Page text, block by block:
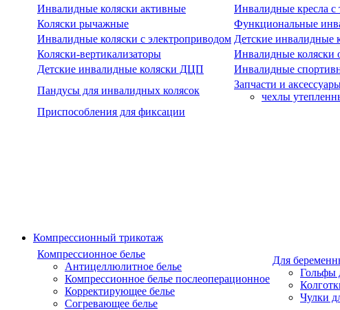
Инвалидные коляски активные
Инвалидные кресла с
Коляски рычажные
Функциональные
Инвалидные коляски с электроприводом Детские инвалидные
Коляски-вертикализаторы
Инвалидные коляски
Детские инвалидные коляски ДЦП
Инвалидные
Пандусы для инвалидных колясок
Запчасти и
чехлы
Приспособления для фиксации
Компрессионный трикотаж
Компрессионное белье
Антицеллюлитное белье
Компрессионное белье послеоперационное
Корректирующее белье
Согревающее белье
Для
Гольфы
Чулки